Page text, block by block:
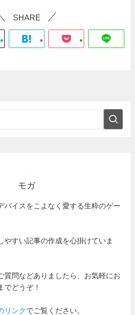
SHARE
モガ
バイスをこよなく愛する生粋のゲー
やすい記事の作成を心掛けていま
質問などありましたら、お気軽にお
でどうぞ！
リンクでご覧ください。